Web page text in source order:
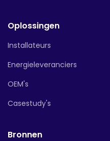
Oplossingen
Installateurs
Energieleveranciers
OEM's
Casestudy's
Bronnen